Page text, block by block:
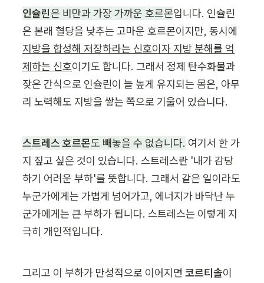
인슐린은 비만과 가장 가까운 호르몬입니다. 인슐린
지방을 합성해 저장하라는 신호이자 지방 분해를 억
제하는 신호이기도 합니다. 그래서 정제 탄수화물과
잦은 간식으로 인슐린이 늘 높게 유지되는 몸은, 아무
리 노력해도 지방을 쌓는 쪽으로 기울어 있습니다.
스트레스 호르몬도 빼놓을 수 없습니다. 여기서 한 가
지 짚고 싶은 것이 있습니다. 스트레스란 '내가 감당
하기 어려운 부하'를 뜻합니다. 그래서 같은 일이라도
누군가에게는 가볍게 넘어가고, 에너지가 바닥난 누
군가에게는 큰 부하가 됩니다. 스트레스는 이렇게 지
극히 개인적입니다.
그리고 이 부하가 만성적으로 이어지면 코르티솔이